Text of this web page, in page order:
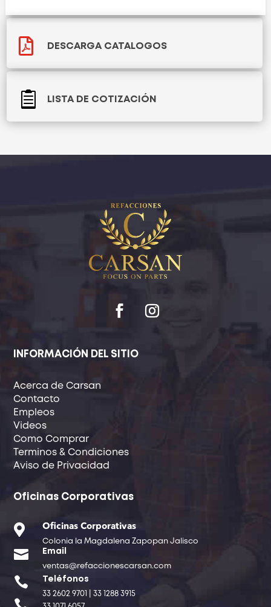
 DESCARGA CATALOGOS
 LISTA DE COTIZACIÓN
INFORMACIÓN DEL SITIO
Acerca de Carsan
Contacto
Empleos
Videos
Como Comprar
Terminos & Condiciones
Aviso de Privacidad
Oficinas Corporativas
 Oficinas Corporativas
Colonia la Magdalena Zapopan Jalisco
 Email
ventas@refaccionescarsan.com
 Teléfonos
33 2602 9701 | 33 1288 3915